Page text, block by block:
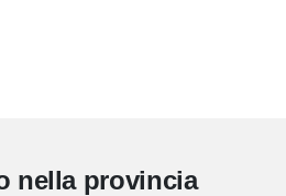
nella provincia